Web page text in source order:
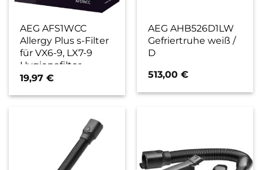
AEG AFS1WCC
Allergy Plus s-Filter
für VX6-9, LX7-9
Hygienefilter
19,97€
AEG AHB526D1LW
Gefriertruhe weiß /
D
513,00€